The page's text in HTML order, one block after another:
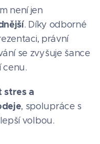
není jen
. Díky odborné
právní
se zvyšuje šance
cenu.
stres a
, spolupráce s
volbou.